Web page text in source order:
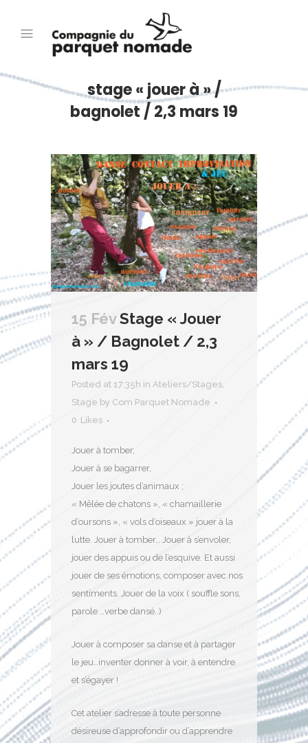
stage « jouer à » /
bagnolet / 2,3 mars 19
15 FévStage « Jouer
à » / Bagnolet / 2,3
mars 19
Posted at 17:35h in Ateliers/Stages,
Stage by Com Parquet Nomade
0 Likes
Jouer à tomber,
Jouer à se bagarrer,
Jouer les joutes d’animaux ;
« Mêlée de chatons », « chamaillerie
d’oursons », « vols d’oiseaux » jouer à la
lutte. Jouer à tomber… Jouer à s’envoler,
jouer des appuis ou de l’esquive. Et aussi
jouer de ses émotions, composer avec nos
sentiments. Jouer de la voix ( souffle sons,
parole …verbe dansé..)
Jouer à composer sa danse et à partager
le jeu…inventer donner à voir, à entendre
et s’égayer !
Cet atelier s’adresse à toute personne
désireuse d’approfondir ou d’apprendre